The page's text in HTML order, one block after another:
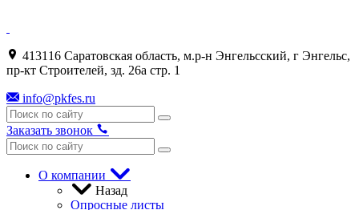
413116 Саратовская область, м.р-н Энгельсский, г Энгельс,
пр-кт Строителей, зд. 26а стр. 1
info@pkfes.ru
Заказать звонок
О компании
Назад
Опросные листы